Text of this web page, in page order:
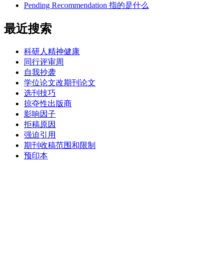
Pending Recommendation 指的是什么
最近搜索
科研人精神健康
同行评审周
自我抄袭
学位论文改期刊论文
选刊技巧
掠夺性出版商
影响因子
拒稿原因
强迫引用
期刊收稿范围和限制
预印本